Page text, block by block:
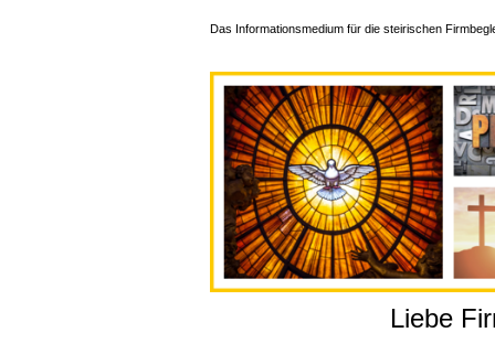
Das Informationsmedium für die steirischen
Liebe